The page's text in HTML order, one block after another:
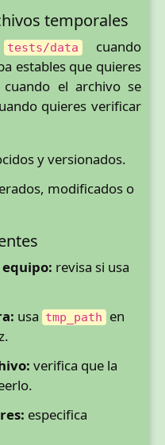
temporales
tests/data cuando
estables que quieres
cuando el archivo se
quieres verificar
y versionados.
modificados o
revisa si usa
usa tmp_path en
verifica que la
especifica